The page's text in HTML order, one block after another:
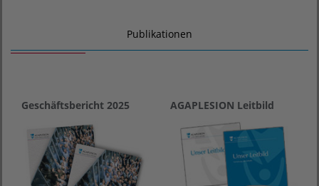
Publikationen
Geschäftsbericht 2025 AGAPLESION Leitbild